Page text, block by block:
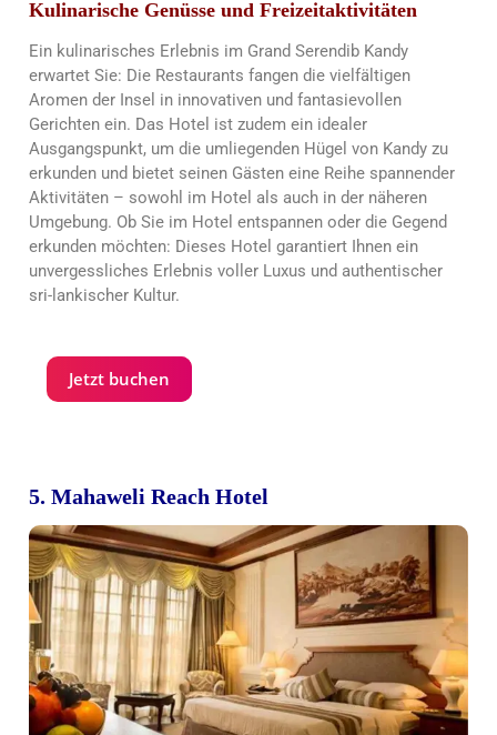
Kulinarische Genüsse und Freizeitaktivitäten
Ein kulinarisches Erlebnis im Grand Serendib Kandy
erwartet Sie: Die Restaurants fangen die vielfältigen
Aromen der Insel in innovativen und fantasievollen
Gerichten ein. Das Hotel ist zudem ein idealer
Ausgangspunkt, um die umliegenden Hügel von Kandy zu
erkunden und bietet seinen Gästen eine Reihe spannender
Aktivitäten – sowohl im Hotel als auch in der näheren
Umgebung. Ob Sie im Hotel entspannen oder die Gegend
erkunden möchten: Dieses Hotel garantiert Ihnen ein
unvergessliches Erlebnis voller Luxus und authentischer
sri-lankischer Kultur.
Jetzt buchen
5. Mahaweli Reach Hotel